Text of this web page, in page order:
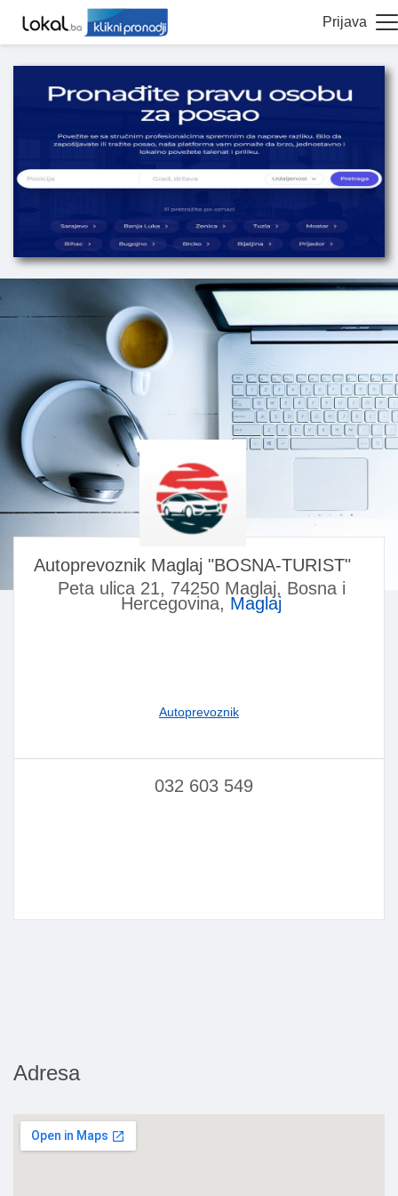
Prijava
Autoprevoznik Maglaj "BOSNA-TURIST"
Peta ulica 21, 74250 Maglaj, Bosna i
Hercegovina, Maglaj
Autoprevoznik
032 603 549
Adresa